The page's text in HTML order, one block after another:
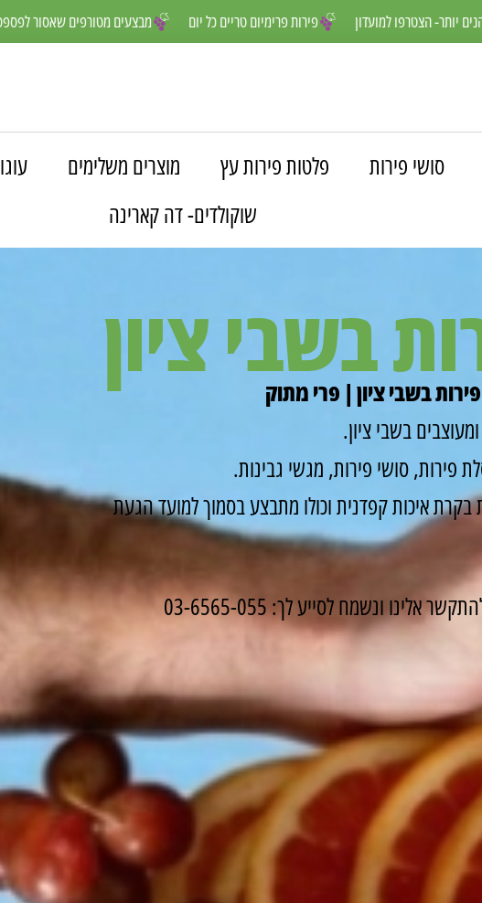
מבצעים פירות פרימיום טריים כל יום חברים שלנו נהנים יותר- הצטרפו למועדון
סושי פירות פלטות פירות עץ מוצרים משלימים
שוקולדים- דה קארינה
בשבי ציון
בשבי ציון | פרי מתוק
בשבי ציון.
פירות, סושי פירות, מגשי גבינות.
איכות קפדנית וכולו מתבצע בסמוך למועד הגעת
ונשמח לסייע לך: 03-6565-055